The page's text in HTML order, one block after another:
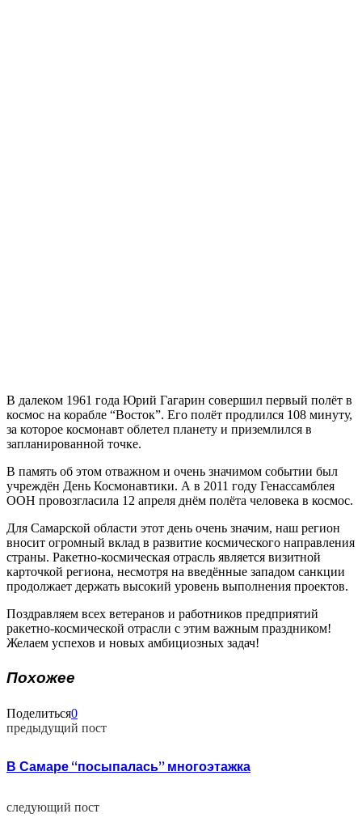
В далеком 1961 года Юрий Гагарин совершил первый полёт в
космос на корабле “Восток”. Его полёт продлился 108 минуту,
за которое космонавт облетел планету и приземлился в
запланированной точке.
В память об этом отважном и очень значимом событии был
учреждён День Космонавтики. А в 2011 году Генассамблея
ООН провозгласила 12 апреля днём полёта человека в космос.
Для Самарской области этот день очень значим, наш регион
вносит огромный вклад в развитие космического направления
страны. Ракетно-космическая отрасль является визитной
карточкой региона, несмотря на введённые западом санкции
продолжает держать высокий уровень выполнения проектов.
Поздравляем всех ветеранов и работников предприятий
ракетно-космической отрасли с этим важным праздником!
Желаем успехов и новых амбициозных задач!
Похожее
Поделиться0
предыдущий пост
В Самаре “посыпалась” многоэтажка
следующий пост